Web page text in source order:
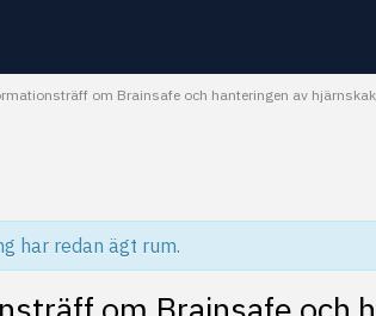
om Brainsafe och hanteringen av
har redan ägt rum.